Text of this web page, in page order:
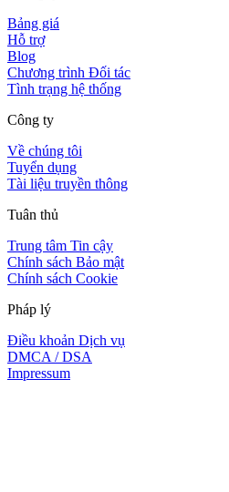
Bảng giá
Hỗ trợ
Blog
Chương trình Đối tác
Tình trạng hệ thống
Công ty
Về chúng tôi
Tuyển dụng
Tài liệu truyền thông
Tuân thủ
Trung tâm Tin cậy
Chính sách Bảo mật
Chính sách Cookie
Pháp lý
Điều khoản Dịch vụ
DMCA / DSA
Impressum